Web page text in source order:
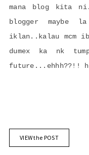
mana blog kita
blogger maybe
iklan..kalau mcm
dumex ka nk
future...ehhh??!!
VIEW the POST